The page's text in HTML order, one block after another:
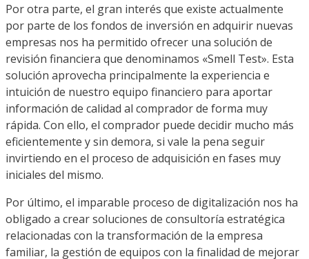
Por otra parte, el gran interés que existe actualmente
por parte de los fondos de inversión en adquirir nuevas
empresas nos ha permitido ofrecer una solución de
revisión financiera que denominamos «Smell Test». Esta
solución aprovecha principalmente la experiencia e
intuición de nuestro equipo financiero para aportar
información de calidad al comprador de forma muy
rápida. Con ello, el comprador puede decidir mucho más
eficientemente y sin demora, si vale la pena seguir
invirtiendo en el proceso de adquisición en fases muy
iniciales del mismo.
Por último, el imparable proceso de digitalización nos ha
obligado a crear soluciones de consultoría estratégica
relacionadas con la transformación de la empresa
familiar, la gestión de equipos con la finalidad de mejorar